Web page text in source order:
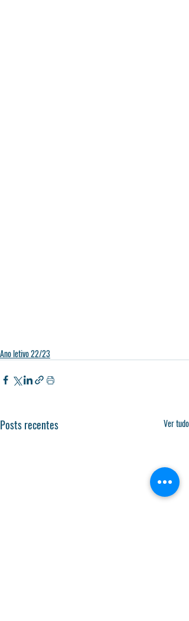
Ano letivo 22/23
Posts recentes Ver tudo